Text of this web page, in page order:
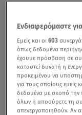
Ενδιαφερόμαστε
Εμείς και οι603
όπως δεδομένα
έχουμε πρόσβαση σε
καταστεί δυνατή η
προκειμένου να
για τους οποίους εμείς
δεδομένα με σκοπό την
όλων ή αποσύρετε τη
απενεργοποιηθούν. Αν